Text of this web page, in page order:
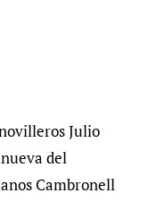
Julio
del
Cambronell